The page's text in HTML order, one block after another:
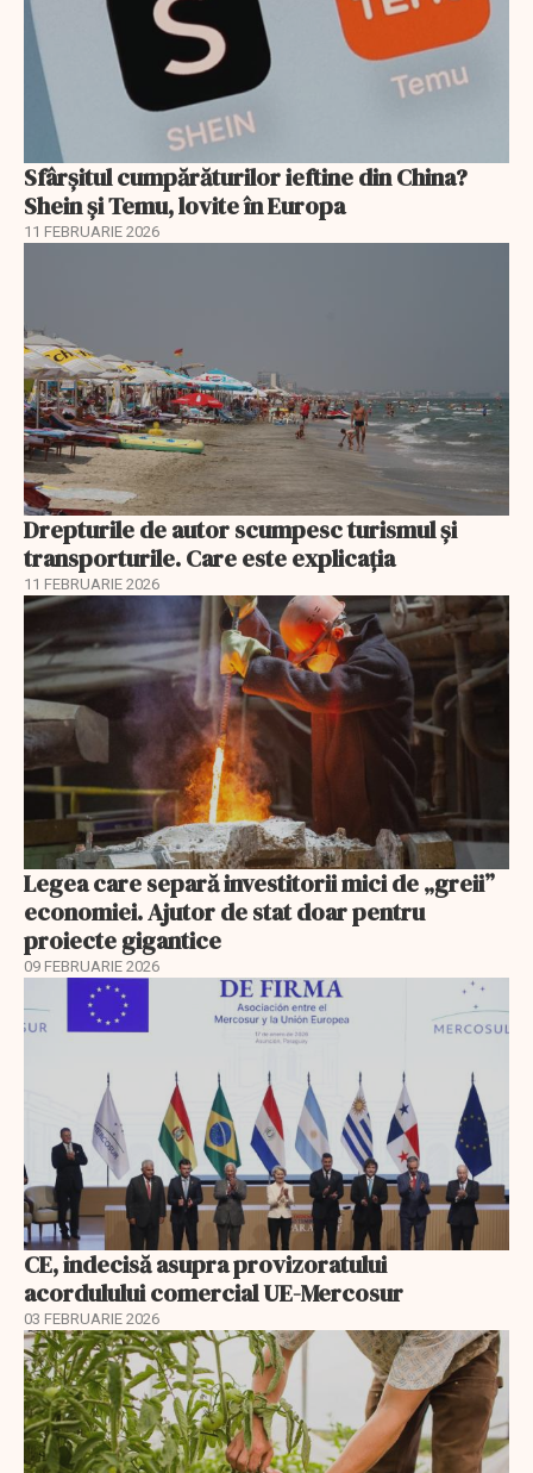
Sfârșitul cumpărăturilor ieftine din China?
Shein și Temu, lovite în Europa
11 FEBRUARIE 2026
Drepturile de autor scumpesc turismul și
transporturile. Care este explicația
11 FEBRUARIE 2026
Legea care separă investitorii mici de „greii”
economiei. Ajutor de stat doar pentru
proiecte gigantice
09 FEBRUARIE 2026
CE, indecisă asupra provizoratului
acordulului comercial UE-Mercosur
03 FEBRUARIE 2026